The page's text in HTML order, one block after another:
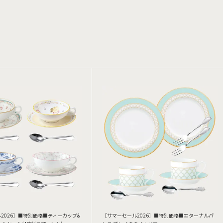
2026］■特別価格■ティーカップ&
［サマーセール2026］■特別価格■エターナルパ